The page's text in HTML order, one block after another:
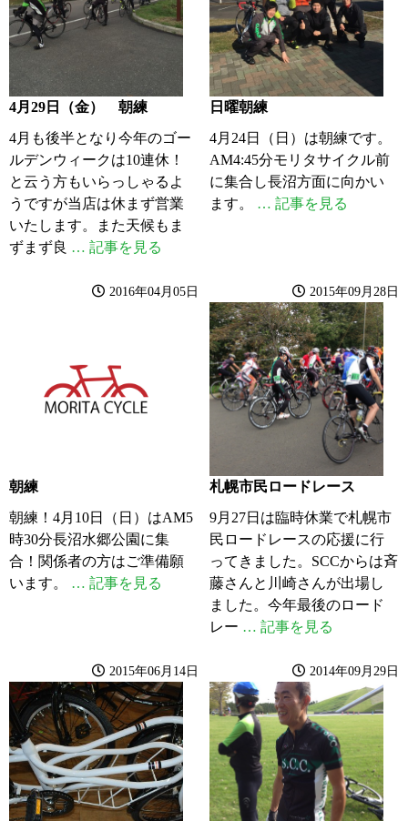
4月29日（金） 朝練
4月も後半となり今年のゴー
ルデンウィークは10連休！
と云う方もいらっしゃるよ
うですが当店は休まず営業
いたします。また天候もま
ずまず良 … 記事を見る
日曜朝練
4月24日（日）は朝練です。
AM4:45分モリタサイクル前
に集合し長沼方面に向かい
ます。
… 記事を見る
2016年04月05日
朝練
朝練！4月10日（日）はAM5
時30分長沼水郷公園に集
合！関係者の方はご準備願
います。
… 記事を見る
2015年09月28日
札幌市民ロードレース
9月27日は臨時休業で札幌市
民ロードレースの応援に行
ってきました。SCCからは斉
藤さんと川崎さんが出場し
ました。今年最後のロード
レー … 記事を見る
2015年06月14日 2014年09月29日